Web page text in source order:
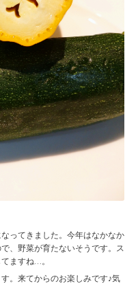
ってきました。今年はなかなか
、野菜が育たないそうです。ス
ますね…。
。来てからのお楽しみです♪気